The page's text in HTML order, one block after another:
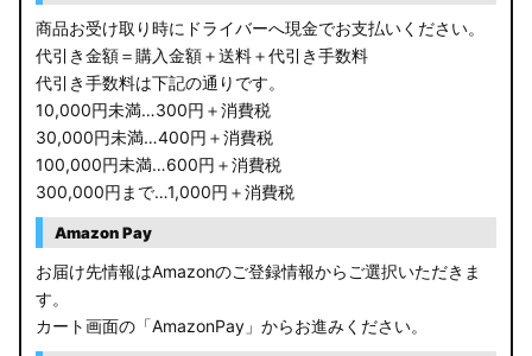
商品お受け取り時にドライバーへ現金でお支払いください。
代引き金額＝購入金額＋送料＋代引き手数料
代引き手数料は下記の通りです。
10,000円未満…300円＋消費税
30,000円未満…400円＋消費税
100,000円未満…600円＋消費税
300,000円まで…1,000円＋消費税
Amazon Pay
お届け先情報はAmazonのご登録情報からご選択いただきま
す。
カート画面の「AmazonPay」からお進みください。